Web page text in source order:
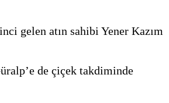
gelen atın sahibi Yener Kazım
de çiçek takdiminde